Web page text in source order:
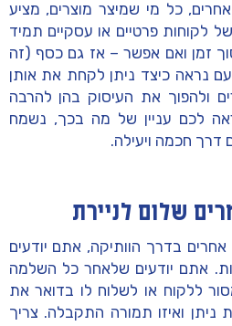
כל מי שמיצר מוצרים, מציע
לקוחות פרטיים או עסקיים תמיד
זמן ואם אפשר – אז גם כסף (זה
נראה כיצד ניתן לקחת את אותן
ולהפוך את העיסוק בהן להרבה
לכם עניין של מה בכך, נשמח
חכמה ויעילה.
שלום לניירת
בדרך הוותיקה, אתם יודעים
אתם יודעים שלאחר כל השלמה
ללקוח או לשלוח לו בדואר את
ואיזו תמורה התקבלה. צריך